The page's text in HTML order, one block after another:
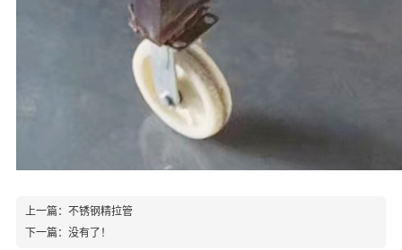
上一篇： 不锈钢精拉管
下一篇： 没有了！